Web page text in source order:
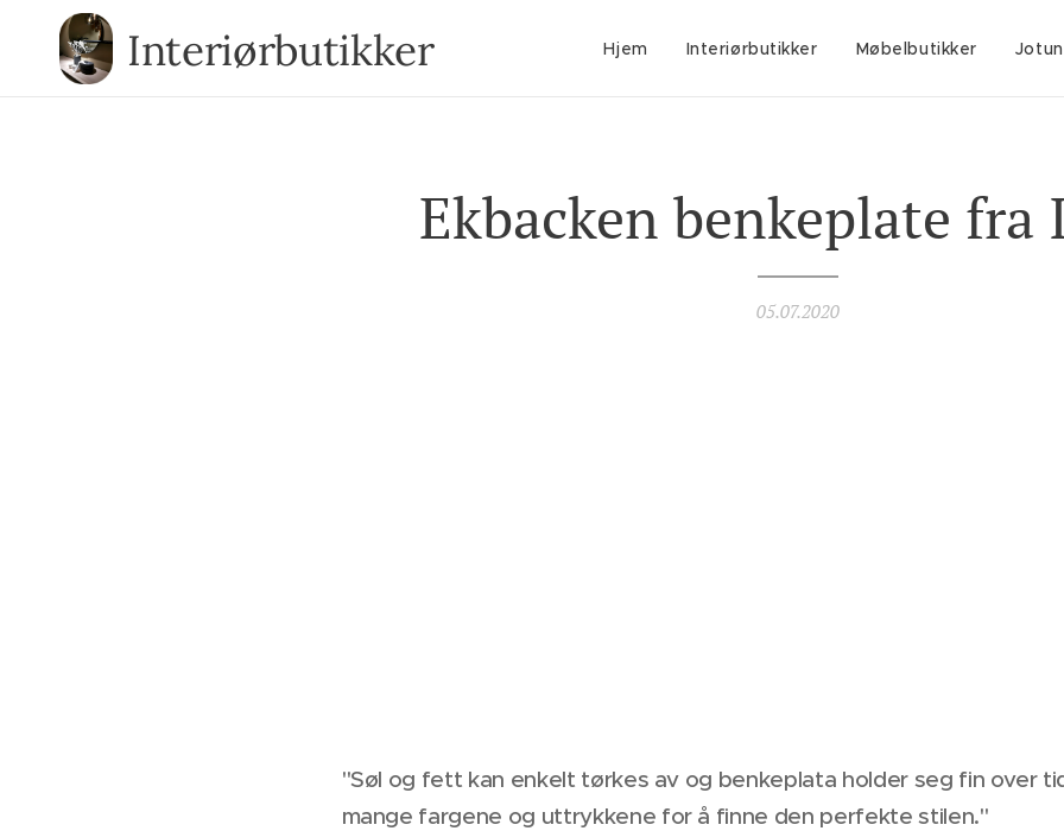
Interiørbutikker Hjem Interiørbutikker Møbelbutikker
Ekbacken benkeplate fra
05.07.2020
"Søl og fett kan enkelt tørkes av og benkeplata holder seg fin over
mange fargene og uttrykkene for å finne den perfekte stilen."